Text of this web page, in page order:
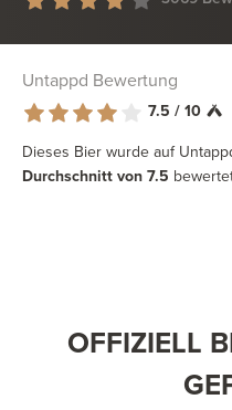
Untappd Bewertung
7.5 / 10
Dieses Bier wurde auf
Durchschnitt von 7.5
OFFIZIELL